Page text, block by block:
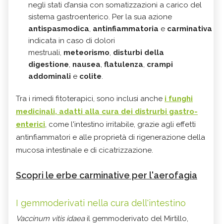
negli stati d’ansia con somatizzazioni a carico del
sistema gastroenterico. Per la sua azione
antispasmodica, antinfiammatoria e carminativa
indicata in caso di dolori
mestruali, meteorismo, disturbi della
digestione, nausea, flatulenza, crampi
addominali e colite.
Tra i rimedi fitoterapici, sono inclusi anche i funghi
medicinali, adatti alla cura dei distrurbi gastro-
enterici, come l'intestino irritabile, grazie agli effetti
antinfiammatori e alle proprietà di rigenerazione della
mucosa intestinale e di cicatrizzazione.
Scopri le erbe carminative per l'aerofagia
I gemmoderivati nella cura dell'intestino
Vaccinum vitis idaeail gemmoderivato del Mirtillo,